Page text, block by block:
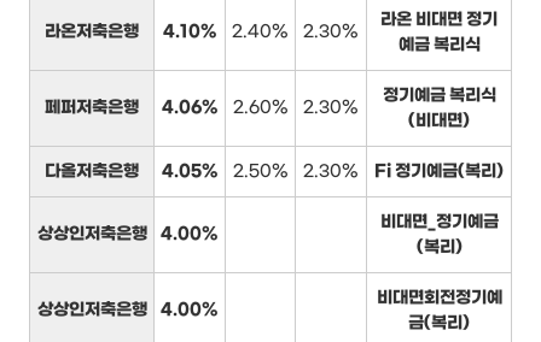
라온저축은행 4.10% 2.40% 2.30%
라온 비대면 정기
예금 복리식
페퍼저축은행 4.06% 2.60% 2.30%
정기예금 복리식
(비대면)
다올저축은행 4.05% 2.50% 2.30% Fi 정기예금(복리)
상상인저축은행 4.00%
비대면_정기예금
(복리)
상상인저축은행 4.00%
비대면회전정기예
금(복리)